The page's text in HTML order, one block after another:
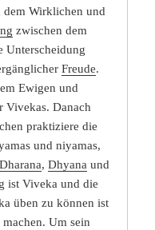
dem Wirklichen und
zwischen dem
Unterscheidung
Freude.
Ewigen und
Vivekas. Danach
praktiziere die
und niyamas,
Dharana,Dhyana und
ist Viveka und die
üben zu können ist
Um sein